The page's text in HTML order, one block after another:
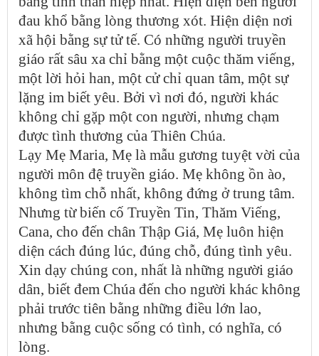
đau khổ bằng lòng thương xót. Hiện diện nơi
xã hội bằng sự tử tế. Có những người truyền
giáo rất sâu xa chỉ bằng một cuộc thăm viếng,
một lời hỏi han, một cử chỉ quan tâm, một sự
lặng im biết yêu. Bởi vì nơi đó, người khác
không chỉ gặp một con người, nhưng chạm
được tình thương của Thiên Chúa.
Lạy Mẹ Maria, Mẹ là mẫu gương tuyệt vời của
người môn đệ truyền giáo. Mẹ không ồn ào,
không tìm chỗ nhất, không đứng ở trung tâm.
Nhưng từ biến cố Truyền Tin, Thăm Viếng,
Cana, cho đến chân Thập Giá, Mẹ luôn hiện
diện cách đúng lúc, đúng chỗ, đúng tình yêu.
Xin dạy chúng con, nhất là những người giáo
dân, biết đem Chúa đến cho người khác không
phải trước tiên bằng những điều lớn lao,
nhưng bằng cuộc sống có tình, có nghĩa, có
lòng.